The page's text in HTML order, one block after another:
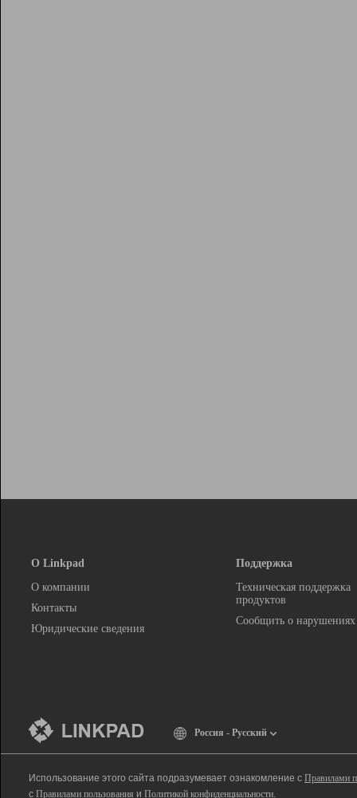
О Linkpad
О компании
Контакты
Юридические сведения
Поддержка
Техническая поддержка
продуктов
Сообщить о нарушениях
Россия - Русский
Использование этого сайта подразумевает ознакомление с Правилами
с Правилами пользования и Политикой конфиденциальности.